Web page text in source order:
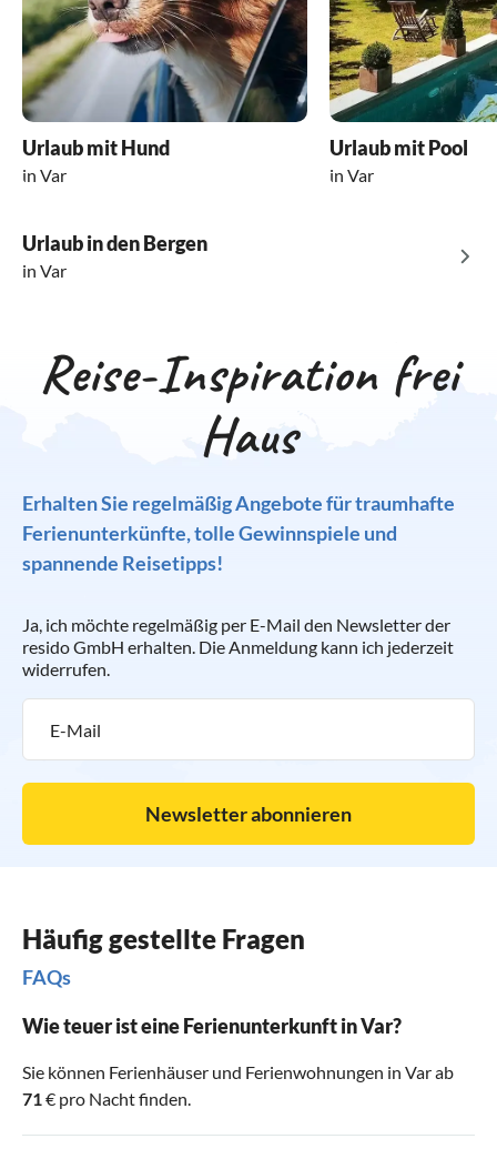
Urlaub mit Hund
in Var
Urlaub mit Pool
in Var
Urlaub in den Bergen
in Var
Reise-Inspiration frei
Haus
Erhalten Sie regelmäßig Angebote für traumhafte
Ferienunterkünfte, tolle Gewinnspiele und
spannende Reisetipps!
Ja, ich möchte regelmäßig per E-Mail den Newsletter der
resido GmbH erhalten. Die Anmeldung kann ich jederzeit
widerrufen.
Newsletter abonnieren
Häufig gestellte Fragen
FAQs
Wie teuer ist eine Ferienunterkunft in Var?
Sie können Ferienhäuser und Ferienwohnungen in Var ab
71€ pro Nacht finden.